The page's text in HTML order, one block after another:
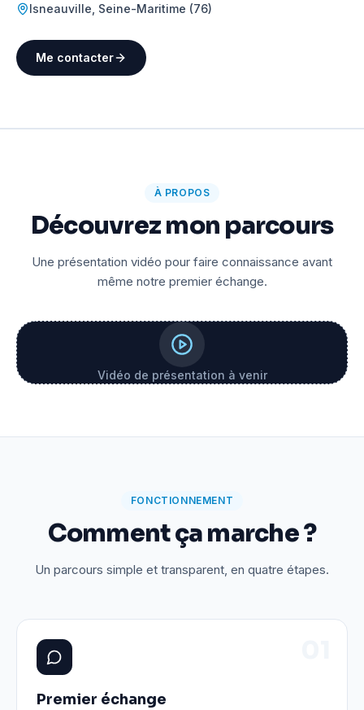
Isneauville Seine-Maritime (76)
Me contacter
À PROPOS
Découvrez mon parcours
Une présentation vidéo pour faire connaissance avant
même notre premier échange.
Vidéo de présentation à venir
FONCTIONNEMENT
Comment ça marche ?
Un parcours simple et transparent, en quatre étapes.
Premier échange